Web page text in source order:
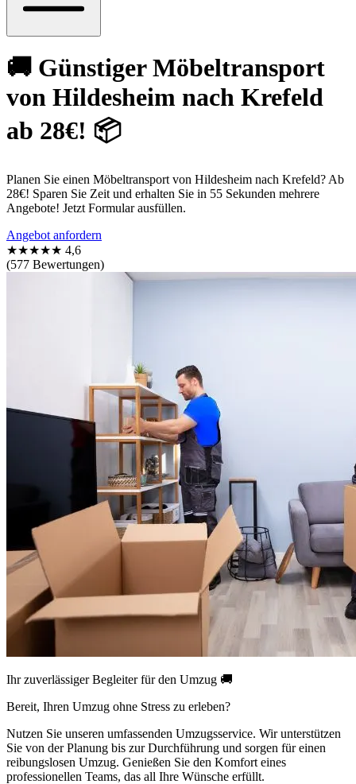
🚚 Günstiger Möbeltransport
von Hildesheim nach Krefeld
ab 28€! 📦
Planen Sie einen Möbeltransport von Hildesheim nach Krefeld? Ab
28€! Sparen Sie Zeit und erhalten Sie in 55 Sekunden mehrere
Angebote! Jetzt Formular ausfüllen.
Angebot anfordern
★★★★★ 4,6
(577 Bewertungen)
Ihr zuverlässiger Begleiter für den Umzug 🚚
Bereit, Ihren Umzug ohne Stress zu erleben?
Nutzen Sie unseren umfassenden Umzugsservice. Wir unterstützen
Sie von der Planung bis zur Durchführung und sorgen für einen
reibungslosen Umzug. Genießen Sie den Komfort eines
professionellen Teams, das all Ihre Wünsche erfüllt.